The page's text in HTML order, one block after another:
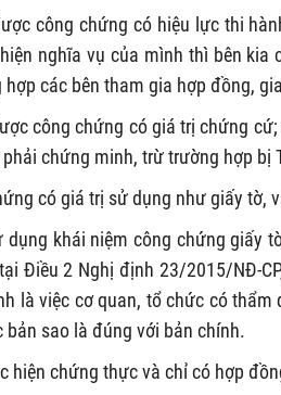
công chứng có hiệu lực thi
nghĩa vụ của mình thì bên kia
các bên tham gia hợp đồng,
công chứng có giá trị chứng
chứng minh, trừ trường hợp bị
có giá trị sử dụng như giấy tờ,
dụng khái niệm công chứng giấy
Điều 2 Nghị định 23/2015/NĐ-
là việc cơ quan, tổ chức có
sao là đúng với bản chính.
hiện chứng thực và chỉ có hợp